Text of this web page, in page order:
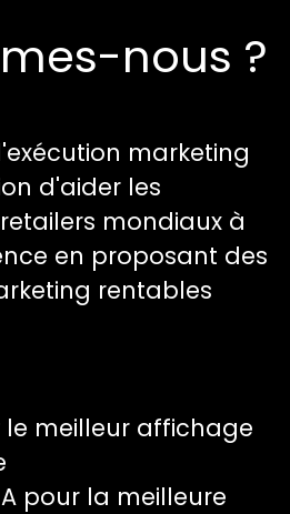
nous ?
marketing
d'aider les
mondiaux à
en proposant des
rentables
le meilleur affichage
pour la meilleure